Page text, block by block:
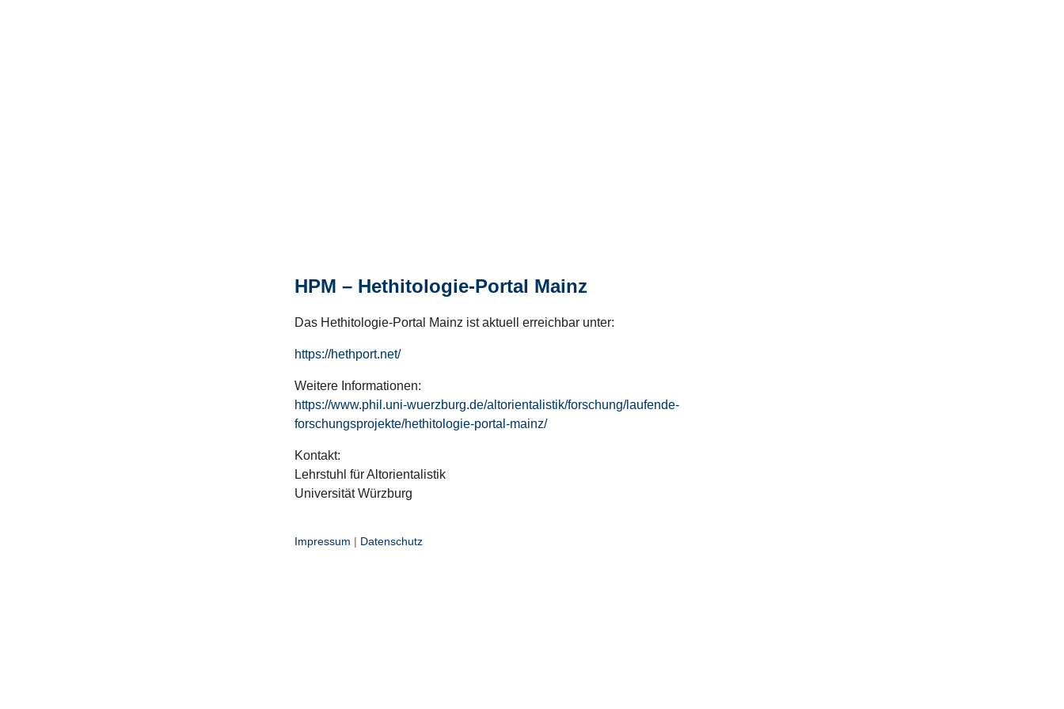
HPM – Hethitologie-Portal Mainz
Das Hethitologie-Portal Mainz ist aktuell erreichbar unter:
https://hethport.net/
Weitere Informationen:
https://www.phil.uni-wuerzburg.de/altorientalistik/forschung/laufende-
forschungsprojekte/hethitologie-portal-mainz/
Kontakt:
Lehrstuhl für Altorientalistik
Universität Würzburg
Impressum | Datenschutz